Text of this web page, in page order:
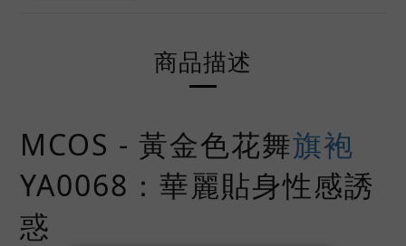
商品描述
MCOS - 黃金色花舞旗袍
YA0068：華麗貼身性感誘
惑